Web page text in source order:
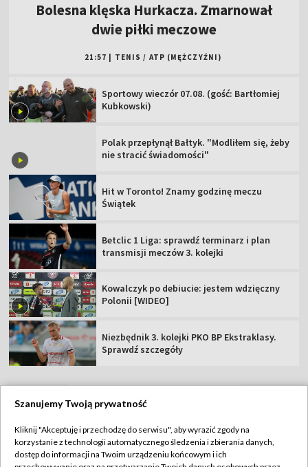
Bolesna klęska Hurkacza. Zmarnował
dwie piłki meczowe
21:57 TENIS / ATP (MĘŻCZYŹNI)
Sportowy wieczór 07.08. (gość: Bartłomiej
Kubkowski)
Polak przepłynął Bałtyk. "Modliłem się, żeby
nie stracić świadomości"
Hit w Toronto! Znamy godzinę meczu
Świątek
Betclic 1 Liga: sprawdź terminarz i plan
transmisji meczów 3. kolejki
Kowalczyk po debiucie: jestem wdzięczny
Polonii [WIDEO]
Niezbędnik 3. kolejki PKO BP Ekstraklasy.
Sprawdź szczegóły
Abonament TVP
Regulamin TVP
Szanujemy Twoją prywatność
Kliknij "Akceptuję i przechodzę do serwisu", aby wyrazić zgody na
korzystanie z technologii automatycznego śledzenia i zbierania danych,
dostęp do informacji na Twoim urządzeniu końcowym i ich